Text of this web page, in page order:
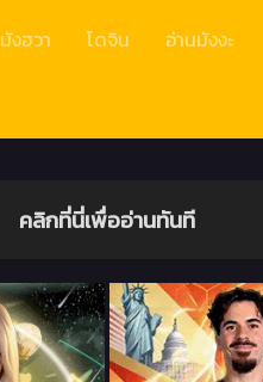
มังฮวา โดจิน อ่านมังงะ
คลิกที่นี่เพื่ออ่านทันที